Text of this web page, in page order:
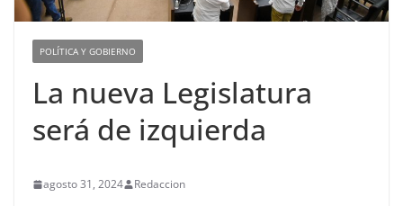
POLÍTICA Y GOBIERNO
La nueva Legislatura
será de izquierda
agosto 31, 2024 Redaccion